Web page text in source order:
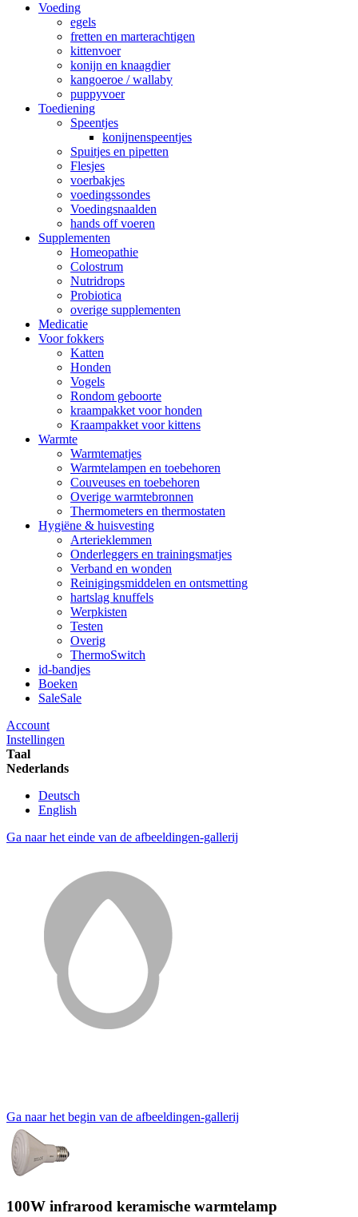
Voeding
egels
fretten en marterachtigen
kittenvoer
konijn en knaagdier
kangoeroe / wallaby
puppyvoer
Toediening
Speentjes
konijnenspeentjes
Spuitjes en pipetten
Flesjes
voerbakjes
voedingssondes
Voedingsnaalden
hands off voeren
Supplementen
Homeopathie
Colostrum
Nutridrops
Probiotica
overige supplementen
Medicatie
Voor fokkers
Katten
Honden
Vogels
Rondom geboorte
kraampakket voor honden
Kraampakket voor kittens
Warmte
Warmtematjes
Warmtelampen en toebehoren
Couveuses en toebehoren
Overige warmtebronnen
Thermometers en thermostaten
Hygiëne & huisvesting
Arterieklemmen
Onderleggers en trainingsmatjes
Verband en wonden
Reinigingsmiddelen en ontsmetting
hartslag knuffels
Werpkisten
Testen
Overig
ThermoSwitch
id-bandjes
Boeken
SaleSale
Account
Instellingen
Taal
Nederlands
Deutsch
English
Ga naar het einde van de afbeeldingen-gallerij
Ga naar het begin van de afbeeldingen-gallerij
100W infrarood keramische warmtelamp